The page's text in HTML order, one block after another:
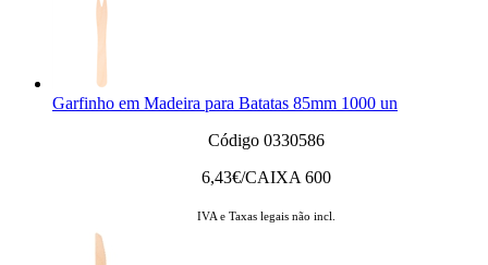
Garfinho em Madeira para Batatas 85mm 1000 un
Código 0330586
6,43€/CAIXA 600
IVA e Taxas legais não incl.